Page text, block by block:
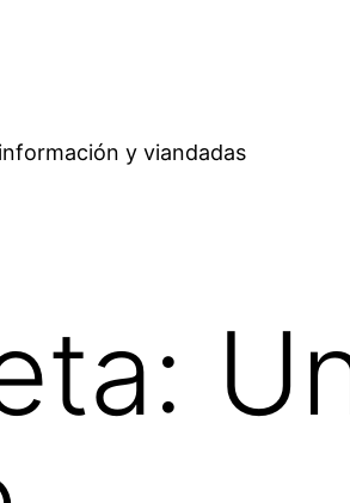
y viandadas